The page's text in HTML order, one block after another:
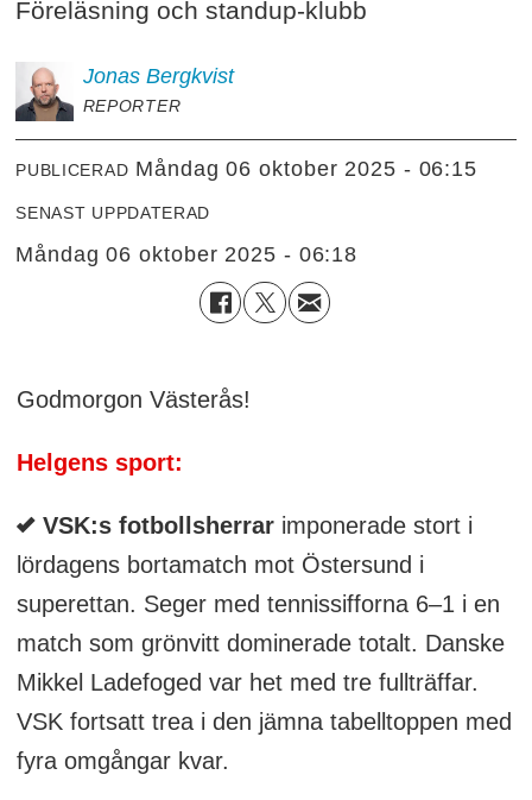
Föreläsning och standup-klubb
Jonas Bergkvist
REPORTER
PUBLICERAD måndag 06 oktober 2025 - 06:15
SENAST UPPDATERAD
måndag 06 oktober 2025 - 06:18
Godmorgon Västerås!
Helgens sport:
VSK:s fotbollsherrarimponerade stort i
lördagens bortamatch mot Östersund i
superettan. Seger med tennissifforna 6–1 i en
match som grönvitt dominerade totalt. Danske
Mikkel Ladefoged var het med tre fullträffar.
VSK fortsatt trea i den jämna tabelltoppen med
fyra omgångar kvar.